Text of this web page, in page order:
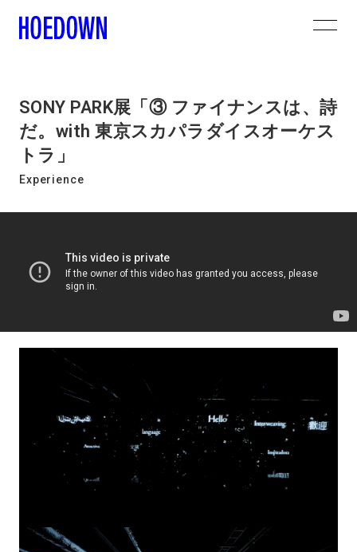
SONY PARK展「③ ファイナンスは、詩
だ。with 東京スカパラダイスオーケス
トラ」
Experience